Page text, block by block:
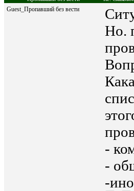
Guest_Пропавший без вести
Но.
-
-
-